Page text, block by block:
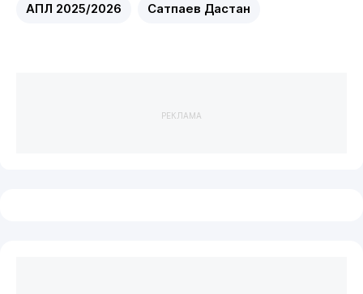
АПЛ 2025/2026 Сатпаев Дастан
РЕКЛАМА